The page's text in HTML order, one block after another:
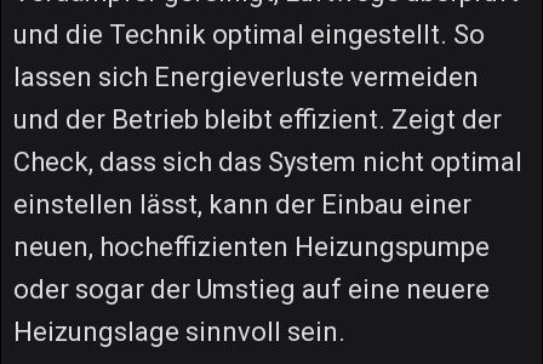
und die Technik optimal eingestellt. So
lassen sich Energieverluste vermeiden
und der Betrieb bleibt effizient. Zeigt der
Check, dass sich das System nicht optimal
einstellen lässt, kann der Einbau einer
neuen, hocheffizienten Heizungspumpe
oder sogar der Umstieg auf eine neuere
Heizungslage sinnvoll sein.